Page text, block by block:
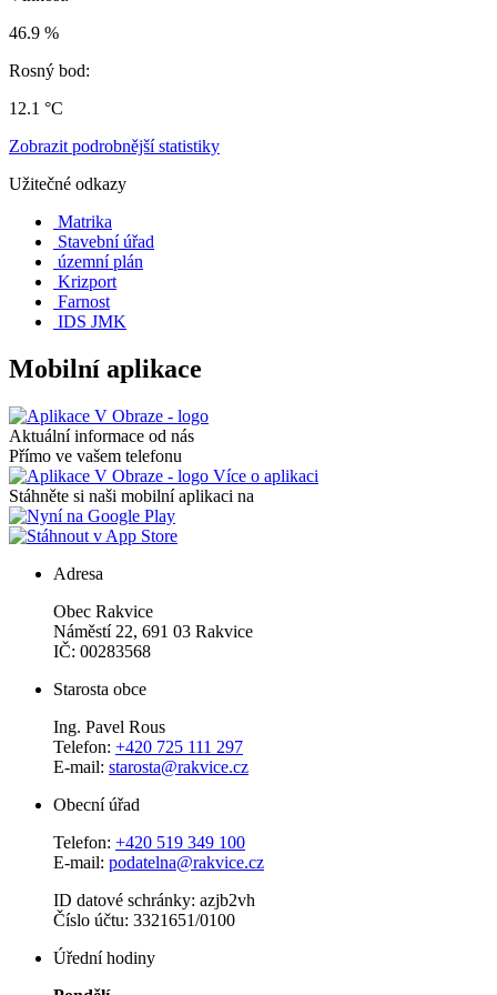
46.9 %
Rosný bod:
12.1 °C
Zobrazit podrobnější statistiky
Užitečné odkazy
Matrika
Stavební úřad
územní plán
Krizport
Farnost
IDS JMK
Mobilní aplikace
Aktuální informace od nás
Přímo ve vašem telefonu
Více o aplikaci
Stáhněte si naši mobilní aplikaci na
Adresa
Obec Rakvice
Náměstí 22, 691 03 Rakvice
IČ: 00283568
Starosta obce
Ing. Pavel Rous
Telefon: +420 725 111 297
E-mail: starosta@rakvice.cz
Obecní úřad
Telefon: +420 519 349 100
E-mail: podatelna@rakvice.cz
ID datové schránky: azjb2vh
Číslo účtu: 3321651/0100
Úřední hodiny